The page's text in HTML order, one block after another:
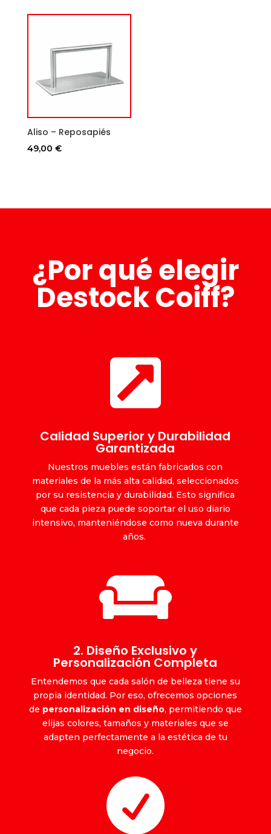
Aliso – Reposapiés
49,00 €
¿Por qué elegir
Destock Coiff?

Calidad Superior y Durabilidad
Garantizada
Nuestros muebles están fabricados con
materiales de la más alta calidad, seleccionados
por su resistencia y durabilidad. Esto significa
que cada pieza puede soportar el uso diario
intensivo, manteniéndose como nueva durante
años.

2. Diseño Exclusivo y
Personalización Completa
Entendemos que cada salón de belleza tiene su
propia identidad. Por eso, ofrecemos opciones
de personalización en diseño, permitiendo que
elijas colores, tamaños y materiales que se
adapten perfectamente a la estética de tu
negocio.
